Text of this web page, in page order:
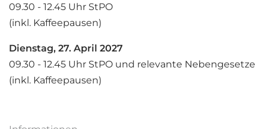
09.30 - 12.45 Uhr StPO
(inkl. Kaffeepausen)
Dienstag, 27. April 2027
09.30 - 12.45 Uhr StPO und relevante Nebengesetze
(inkl. Kaffeepausen)